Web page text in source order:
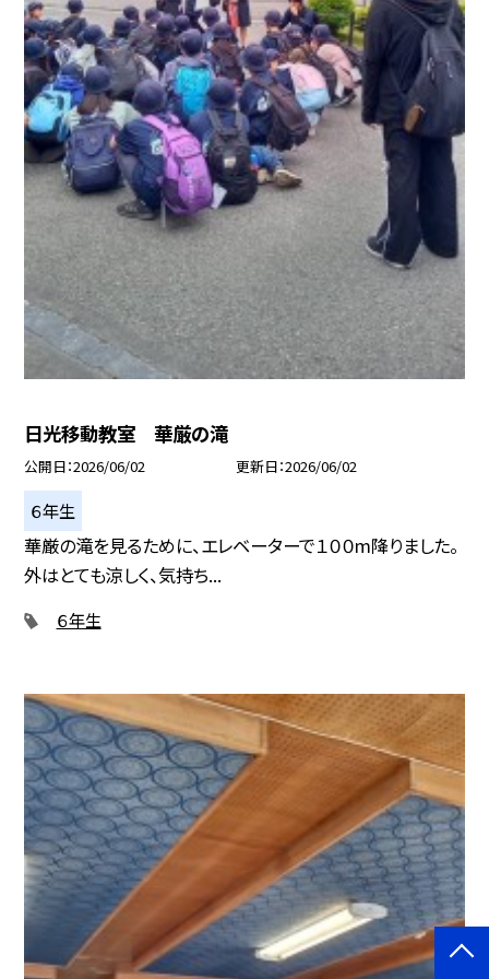
日光移動教室 華厳の滝
公開日 2026/06/02 更新日 2026/06/02
６年生
華厳の滝を見るために、エレベーターで１００m降りました。
外はとても涼しく、気持ち...
６年生